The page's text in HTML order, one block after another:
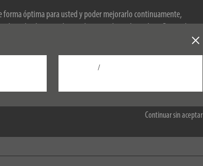
forma óptima para usted y poder mejorarlo continuamente,
Continuar sin aceptar
/